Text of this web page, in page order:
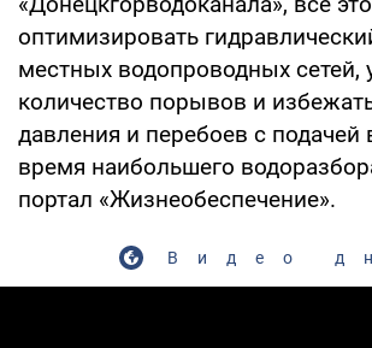
оптимизировать
местных водопроводных сетей,
количество порывов и
давления и перебоев с подачей
время наибольшего
портал «Жизнеобеспечение».
Видео